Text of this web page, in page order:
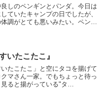
しのペンギンとパンダ。今日は
ていたキャンプの日でしたが、
調がとても悪いみたい。ペンギ
ペンギンの体調が悪くなってしま
仲良しの２匹は無事にキャンプに
れるのでしょうか？
いたこたこ』
いたこたこ」と空にタコを揚げて
マさん一家。でもちょっと待っ
ると揚がっている"タ